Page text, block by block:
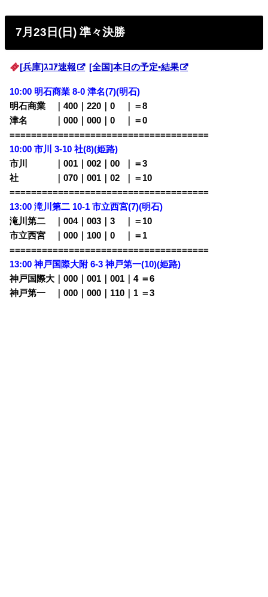
7月23日(日) 準々決勝
[兵庫]ｽｺｱ速報 [全国]本日の予定•結果
10:00 明石商業 8-0 津名(7)(明石)
明石商業 ｜400｜220｜0
｜＝8
津名 ｜000｜000｜0
｜＝0
=====================================
10:00 市川 3-10 社(8)(姫路)
市川 ｜001｜002｜00
｜＝3
社 ｜070｜001｜02
｜＝10
=====================================
13:00 滝川第二 10-1 市立西宮(7)(明石)
滝川第二 ｜004｜003｜3
｜＝10
市立西宮 ｜000｜100｜0
｜＝1
=====================================
13:00 神戸国際大附 6-3 神戸第一(10)(姫路)
神戸国際大｜000｜001｜001｜4 ＝6
神戸第一 ｜000｜000｜110｜1 ＝3